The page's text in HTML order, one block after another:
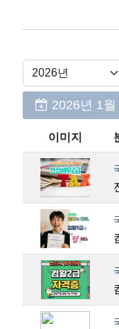
2026년 1월
이미지